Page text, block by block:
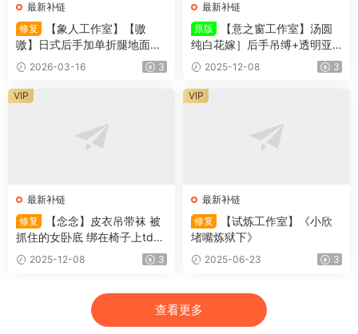
最新补链
修复
【象人工作室】【嗷
嗷】日式后手加单折腿地面身
体吊缚测试！附带后手观音制
作过程
2026-03-16 3
最新补链
原版
【意之窗工作室】汤圆
纯白花嫁］后手吊缚+透明亚
克力箱固定+大字吊床固定+强
高+失禁
2025-12-08 3
最新补链
修复
【念念】皮衣吊带袜 被
抓住的女卧底 绑在椅子上td惩
罚 2025-12-08 3
VIP
最新补链
修复
【试炼工作室】《小欣
堵嘴炼狱下》
2025-06-23 3
VIP
查看更多